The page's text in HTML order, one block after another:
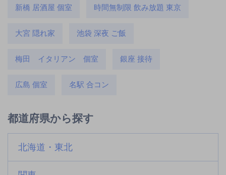
新橋 居酒屋 個室 時間無制限 飲み放題 東京
大宮 隠れ家 池袋 深夜 ご飯
梅田 イタリアン 個室 銀座 接待
広島 個室 名駅 合コン
都道府県から探す
北海道・東北